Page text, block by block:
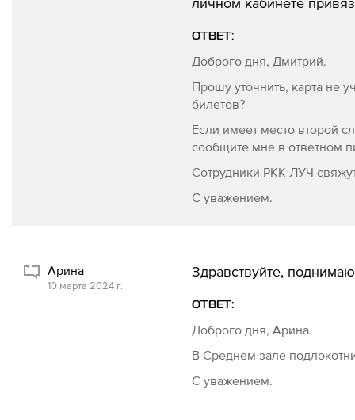
ОТВЕТ:
Доброго дня, Дмитрий.
Прошу уточнить, карта не
билетов?
Если имеет место второй
сообщите мне в ответном
Сотрудники РКК ЛУЧ
С уважением.
Арина
10 марта 2024 г.
Здравствуйте,
ОТВЕТ:
Доброго дня, Арина.
В Среднем зале
С уважением.